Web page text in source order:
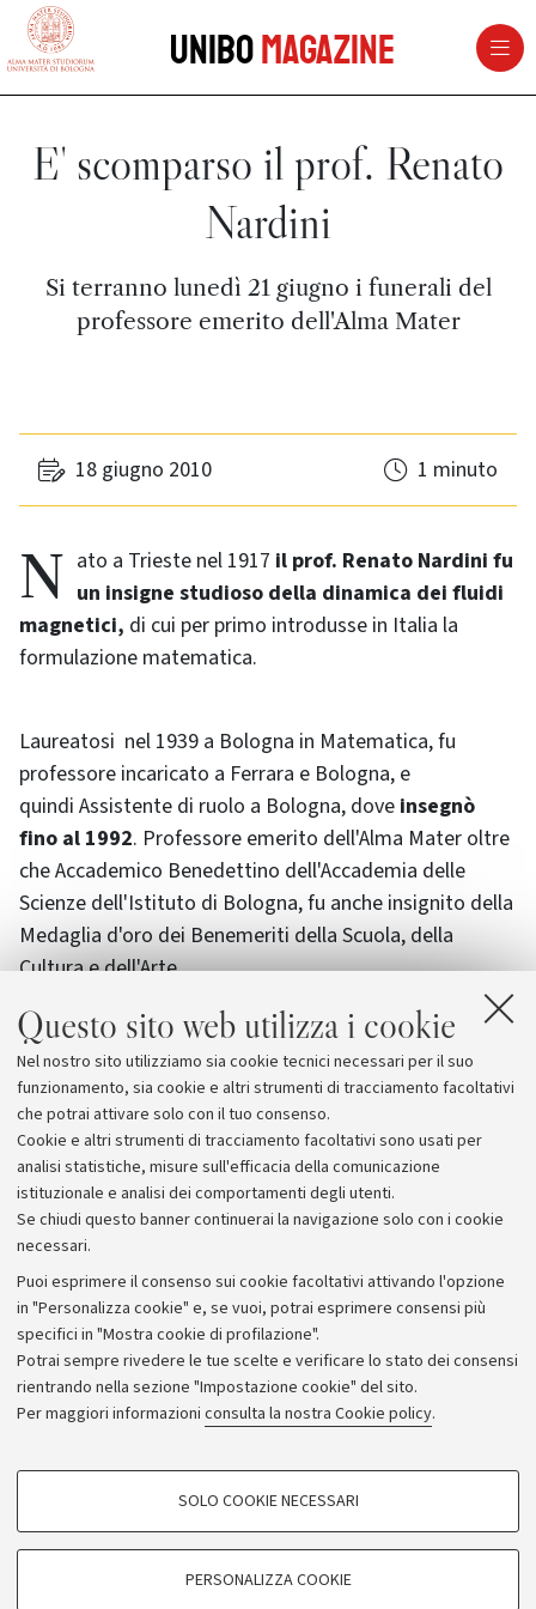
Questo sito web utilizza i cookie
Nel nostro sito utilizziamo sia cookie tecnici necessari per il suo
funzionamento, sia cookie e altri strumenti di tracciamento facoltativi
che potrai attivare solo con il tuo consenso.
Cookie e altri strumenti di tracciamento facoltativi sono usati per
analisi statistiche, misure sull'efficacia della comunicazione
istituzionale e analisi dei comportamenti degli utenti.
Se chiudi questo banner continuerai la navigazione solo con i cookie
necessari.
Puoi esprimere il consenso sui cookie facoltativi attivando l'opzione
in "Personalizza cookie" e, se vuoi, potrai esprimere consensi più
specifici in "Mostra cookie di profilazione".
Potrai sempre rivedere le tue scelte e verificare lo stato dei consensi
rientrando nella sezione "Impostazione cookie" del sito.
Per maggiori informazioni consulta la nostra Cookie policy.
COOKIE DI PROFILAZIONE - FACOLTATIVI
SOLO COOKIE NECESSARI
PERSONALIZZA COOKIE
vai al contenuto della pagina
UniboMagazine
E' scomparso il prof. Renato
Nardini
Si terranno lunedì 21 giugno i funerali del
professore emerito dell'Alma Mater
18 giugno 2010 1 minuto
Nato a Trieste nel 1917 il prof. Renato Nardini fu
un insigne studioso della dinamica dei fluidi
magnetici, di cui per primo introdusse in Italia la
formulazione matematica.
Laureatosi nel 1939 a Bologna in Matematica, fu
professore incaricato a Ferrara e Bologna, e
quindi Assistente di ruolo a Bologna, dove insegnò
fino al 1992. Professore emerito dell'Alma Mater oltre
che Accademico Benedettino dell'Accademia delle
Scienze dell'Istituto di Bologna, fu anche insignito della
Medaglia d'oro dei Benemeriti della Scuola, della
Cultura e dell'Arte.
Lunedì 21 giugno, alle ore 10, alla Cappella Bulgari
(Piazza Galvani 1), si terrà la cerimonia funebre
accademica in suo onore.
Archivio
Comunicati stampa
Redazione
Rassegna stampa
© Copyright 2026 - ALMA MATER STUDIORUM - Università di